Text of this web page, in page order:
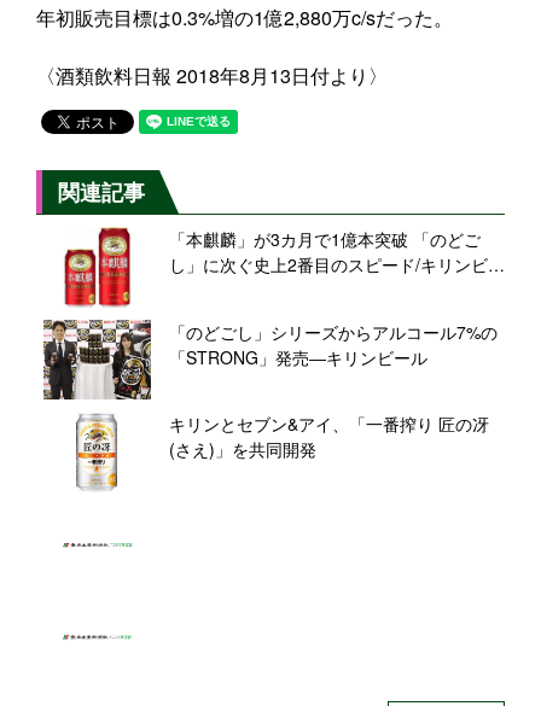
年初販売目標は0.3%増の1億2,880万c/sだった。
〈酒類飲料日報 2018年8月13日付より〉
関連記事
「本麒麟」が3カ月で1億本突破 「のどご
し」に次ぐ史上2番目のスピード/キリンビー
「のどごし」シリーズからアルコール7%の
「STRONG」発売―キリンビール
キリンとセブン&アイ、「一番搾り 匠の冴
(さえ)」を共同開発